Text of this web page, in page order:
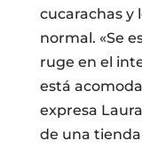
cucarachas y
normal. «Se
ruge en el
está
expresa
de una